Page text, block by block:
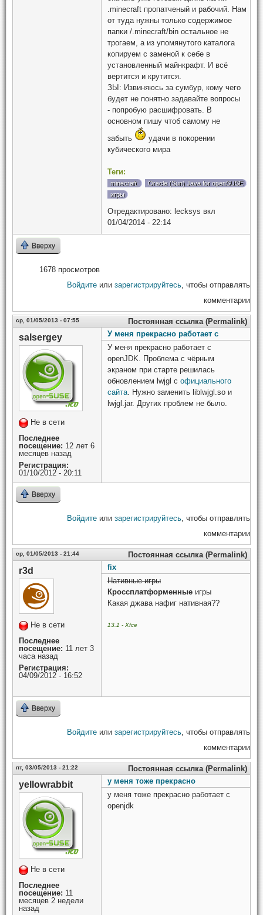
.minecraft пропатченый и рабочий. Нам
от туда нужны только содержимое
папки /.minecraft/bin остальное не
трогаем, а из упомянутого каталога
копируем с заменой к себе в
установленный майнкрафт. И всё
вертится и крутится.
ЗЫ: Извиняюсь за сумбур, кому чего
будет не понятно задавайте вопросы
- попробую расшифровать. В
основном пишу чтоб самому не
забыть
удачи в покорении
кубического мира
Теги:
minecraft
Oracle (Sun) Java for openSUSE
игры
Отредактировано: lecksys вкл
01/04/2014 - 22:14
Вверху
1678 просмотров
Войдите или зарегистрируйтесь, чтобы отправлять
комментарии
ср, 01/05/2013 - 07:55 Постоянная ссылка (Permalink)
salsergey
Не в сети
Последнее
посещение: 12 лет 6
месяцев назад
Регистрация:
01/10/2012 - 20:11
У меня прекрасно работает с
У меня прекрасно работает с
openJDK. Проблема с чёрным
экраном при старте решилась
обновлением lwjgl с официального
сайта. Нужно заменить liblwjgl.so и
lwjgl.jar. Других проблем не было.
Вверху
Войдите или зарегистрируйтесь, чтобы отправлять
комментарии
ср, 01/05/2013 - 21:44 Постоянная ссылка (Permalink)
r3d
Не в сети
Последнее
посещение: 11 лет 3
часа назад
Регистрация:
04/09/2012 - 16:52
fix
Нативные игры
Кроссплатформенные игры
Какая джава нафиг нативная??
13.1 - Xfce
Вверху
Войдите или зарегистрируйтесь, чтобы отправлять
комментарии
пт, 03/05/2013 - 21:22 Постоянная ссылка (Permalink)
yellowrabbit
Не в сети
Последнее
посещение: 11
месяцев 2 недели
назад
у меня тоже прекрасно
у меня тоже прекрасно работает с
openjdk